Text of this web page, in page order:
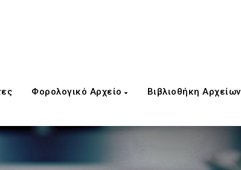
Φορολογικό Αρχείο Βιβλιοθήκη Αρχείων